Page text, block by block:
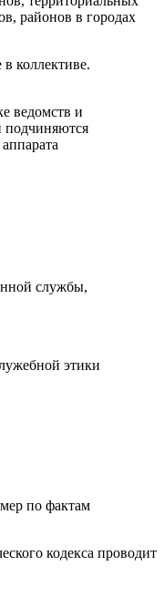
районов в городах
коллективе.
ведомств и
подчиняются
службы,
этики
по фактам
кодекса проводит